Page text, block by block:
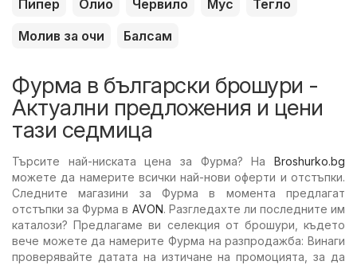
Пипер
Олио Червило Мус
Тегло
Молив за очи
Балсам
Фурма в български брошури -
Актуални предложения и цени
тази седмица
Търсите най-ниската цена за Фурма? На Broshurko.bg
можете да намерите всички най-нови оферти и отстъпки.
Следните магазини за Фурма в момента предлагат
отстъпки за Фурма в AVON. Разгледахте ли последните им
каталози? Предлагаме ви селекция от брошури, където
вече можете да намерите Фурма на разпродажба: Винаги
проверявайте датата на изтичане на промоцията, за да